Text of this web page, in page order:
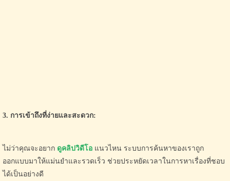
3. การเข้าถึงที่ง่ายและสะดวก:
ไม่ว่าคุณจะอยาก ดูคลิปวิดีโอแนวไหน ระบบการค้นหาของเราถูก
ออกแบบมาให้แม่นยำและรวดเร็ว ช่วยประหยัดเวลาในการหาเรื่องที่ชอบ
ได้เป็นอย่างดี